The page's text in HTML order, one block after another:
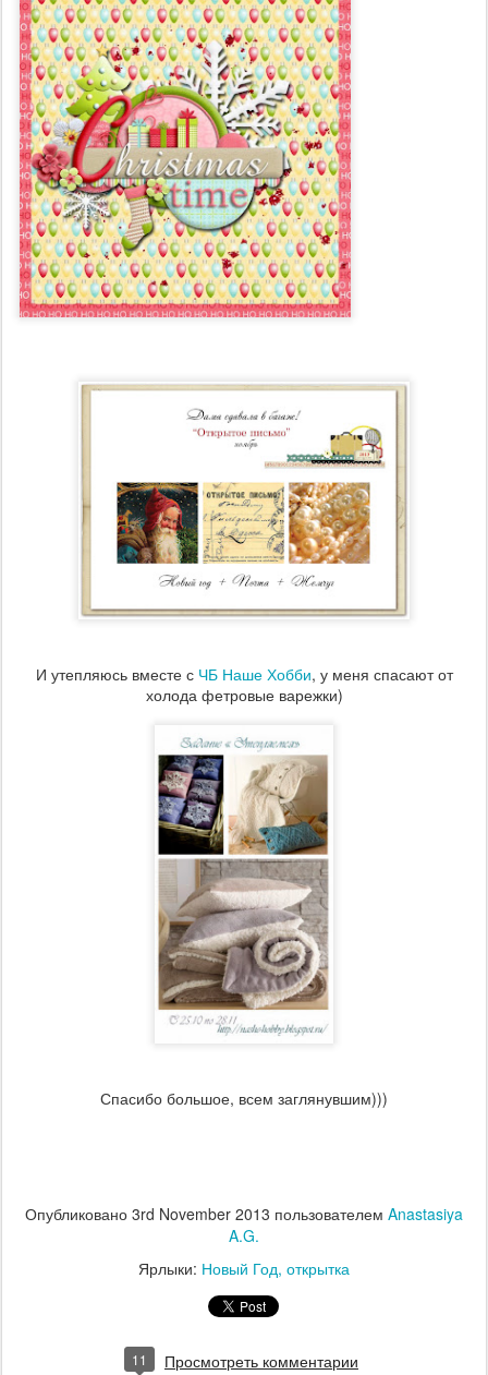
И утепляюсь вместе с ЧБ Наше Хобби, у меня спасают от
холода фетровые варежки)
Спасибо большое, всем заглянувшим)))
Опубликовано 3rd November 2013 пользователем Anastasiya
A.G.
Ярлыки: Новый Год открытка
11 Просмотреть комментарии